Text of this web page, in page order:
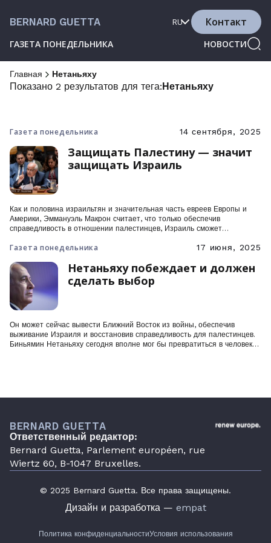
BERNARD GUETTA
ГАЗЕТА ПОНЕДЕЛЬНИКА НОВОСТИ
RU Контакт
Главная Нетаньяху
Показано 2 результатов для тега:Нетаньяху
Газета понедельника 14 сентября, 2025
Защищать Палестину — значит
защищать Израиль
Как и половина израильтян и значительная часть евреев Европы и
Америки, Эммануэль Макрон считает, что только обеспечив
справедливость в отношении палестинцев, Израиль сможет
Газета понедельника 17 июня, 2025
Нетаньяху побеждает и должен
сделать выбор
Он может сейчас вывести Ближний Восток из войны, обеспечив
выживание Израиля и восстановив справедливость для палестинцев.
Биньямин Нетаньяху сегодня вполне мог бы превратиться в человека
BERNARD GUETTA
Ответственный редактор:
Bernard Guetta, Parlement européen, rue
Wiertz 60, B-1047 Bruxelles.
© 2025 Bernard Guetta. Все права защищены.
Дизайн и разработка — empat
Политика конфиденциальностиУсловия использования